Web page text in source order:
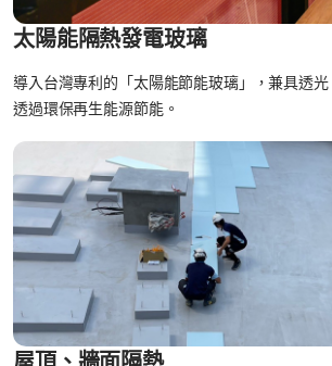
太陽能隔熱發電玻璃
導入台灣專利的「太陽能節能玻璃」，兼具透光
透過環保再生能源節能。